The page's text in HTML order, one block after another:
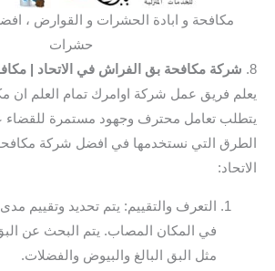
مكافحة و ابادة الحشرات و القوارض ،
حشرات
8. شركة مكافحة بق الفراش في الاتحاد
|
يعلم فريق عمل شركة اوامرك تمام العلم ان
يتطلب تعامل محترف وجهود مستمرة للقضاء
الطرق التي نستخدمها في افضل شركة
الاتحاد:
التعرف والتقييم: يتم تحديد وتقييم
في المكان المصاب. يتم البحث عن
مثل البق البالغ والبيوض والفضلات.